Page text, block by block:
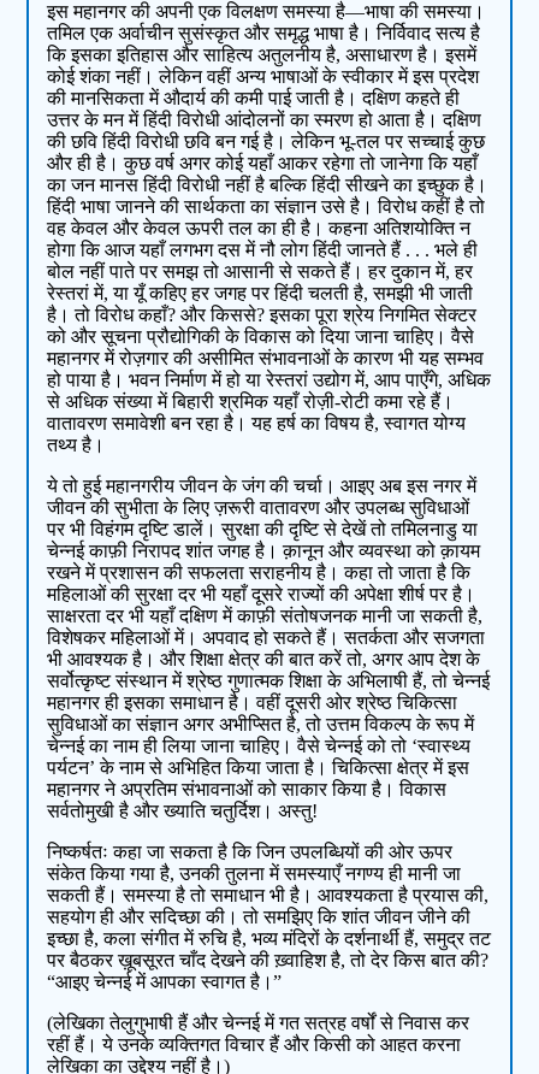
इस महानगर की अपनी एक विलक्षण समस्या है—भाषा की समस्या।
तमिल एक अर्वाचीन सुसंस्कृत और समृद्ध भाषा है। निर्विवाद सत्य है
कि इसका इतिहास और साहित्य अतुलनीय है, असाधारण है। इसमें
कोई शंका नहीं। लेकिन वहीं अन्य भाषाओं के स्वीकार में इस प्रदेश
की मानसिकता में औदार्य की कमी पाई जाती है। दक्षिण कहते ही
उत्तर के मन में हिंदी विरोधी आंदोलनों का स्मरण हो आता है। दक्षिण
की छवि हिंदी विरोधी छवि बन गई है। लेकिन भू-तल पर सच्चाई कुछ
और ही है। कुछ वर्ष अगर कोई यहाँ आकर रहेगा तो जानेगा कि यहाँ
का जन मानस हिंदी विरोधी नहीं है बल्कि हिंदी सीखने का इच्छुक है।
हिंदी भाषा जानने की सार्थकता का संज्ञान उसे है। विरोध कहीं है तो
वह केवल और केवल ऊपरी तल का ही है। कहना अतिशयोक्ति न
होगा कि आज यहाँ लगभग दस में नौ लोग हिंदी जानते हैं . . . भले ही
बोल नहीं पाते पर समझ तो आसानी से सकते हैं। हर दुकान में, हर
रेस्तरां में, या यूँ कहिए हर जगह पर हिंदी चलती है, समझी भी जाती
है। तो विरोध कहाँ? और किससे? इसका पूरा श्रेय निगमित सेक्टर
को और सूचना प्रौद्योगिकी के विकास को दिया जाना चाहिए। वैसे
महानगर में रोज़गार की असीमित संभावनाओं के कारण भी यह सम्भव
हो पाया है। भवन निर्माण में हो या रेस्तरां उद्योग में, आप पाएँगे, अधिक
से अधिक संख्या में बिहारी श्रमिक यहाँ रोज़ी-रोटी कमा रहे हैं।
वातावरण समावेशी बन रहा है। यह हर्ष का विषय है, स्वागत योग्य
तथ्य है।
ये तो हुई महानगरीय जीवन के जंग की चर्चा। आइए अब इस नगर में
जीवन की सुभीता के लिए ज़रूरी वातावरण और उपलब्ध सुविधाओं
पर भी विहंगम दृष्टि डालें। सुरक्षा की दृष्टि से देखें तो तमिलनाडु या
चेन्नई काफ़ी निरापद शांत जगह है। क़ानून और व्यवस्था को क़ायम
रखने में प्रशासन की सफलता सराहनीय है। कहा तो जाता है कि
महिलाओं की सुरक्षा दर भी यहाँ दूसरे राज्यों की अपेक्षा शीर्ष पर है।
साक्षरता दर भी यहाँ दक्षिण में काफ़ी संतोषजनक मानी जा सकती है,
विशेषकर महिलाओं में। अपवाद हो सकते हैं। सतर्कता और सजगता
भी आवश्यक है। और शिक्षा क्षेत्र की बात करें तो, अगर आप देश के
सर्वोत्कृष्ट संस्थान में श्रेष्ठ गुणात्मक शिक्षा के अभिलाषी हैं, तो चेन्नई
महानगर ही इसका समाधान है। वहीं दूसरी ओर श्रेष्ठ चिकित्सा
सुविधाओं का संज्ञान अगर अभीप्सित है, तो उत्तम विकल्प के रूप में
चेन्नई का नाम ही लिया जाना चाहिए। वैसे चेन्नई को तो ‘स्वास्थ्य
पर्यटन’ के नाम से अभिहित किया जाता है। चिकित्सा क्षेत्र में इस
महानगर ने अप्रतिम संभावनाओं को साकार किया है। विकास
सर्वतोमुखी है और ख्याति चतुर्दिश। अस्तु!
निष्कर्षतः कहा जा सकता है कि जिन उपलब्धियों की ओर ऊपर
संकेत किया गया है, उनकी तुलना में समस्याएँ नगण्य ही मानी जा
सकती हैं। समस्या है तो समाधान भी है। आवश्यकता है प्रयास की,
सहयोग ही और सदिच्छा की। तो समझिए कि शांत जीवन जीने की
इच्छा है, कला संगीत में रुचि है, भव्य मंदिरों के दर्शनार्थी हैं, समुद्र तट
पर बैठकर ख़ूबसूरत चाँद देखने की ख़्वाहिश है, तो देर किस बात की?
“आइए चेन्नई में आपका स्वागत है।”
(लेखिका तेलुगुभाषी हैं और चेन्नई में गत सत्रह वर्षों से निवास कर
रहीं हैं। ये उनके व्यक्तिगत विचार हैं और किसी को आहत करना
लेखिका का उद्देश्य नहीं है।)